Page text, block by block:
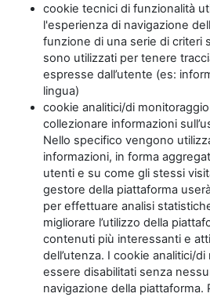
cookie tecnici di funzionalità
l'esperienza di navigazione
funzione di una serie di criteri
sono utilizzati per tenere
espresse dall’utente (es:
lingua)
cookie analitici/di
collezionare informazioni
Nello specifico vengono
informazioni, in forma
utenti e su come gli stessi
gestore della piattaforma
per effettuare analisi
migliorare l’utilizzo della
contenuti più interessanti e
dell’utenza. I cookie analitici/
essere disabilitati senza
navigazione della piattaforma.